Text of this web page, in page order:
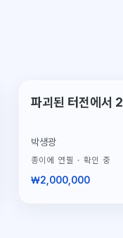
단 1점뿐인 원작
파괴된 터전에서 2
박생광
종이에 연필 · 확인 중
₩2,000,000